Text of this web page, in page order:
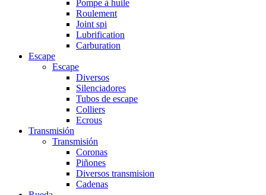
Pompe à huile
Roulement
Joint spi
Lubrification
Carburation
Escape
Escape
Diversos
Silenciadores
Tubos de escape
Colliers
Ecrous
Transmisión
Transmisión
Coronas
Piñones
Diversos transmision
Cadenas